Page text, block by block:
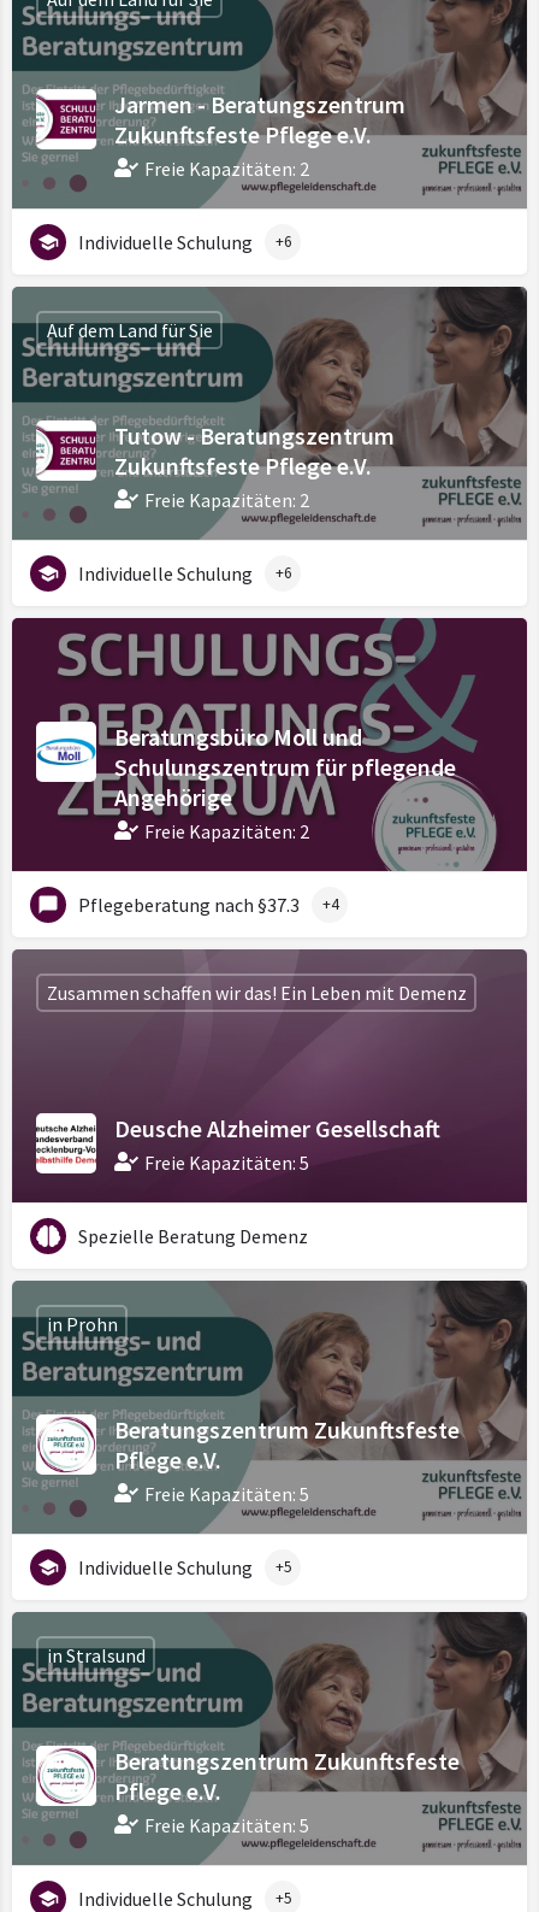
Jarmen - Beratungszentrum
Zukunftsfeste Pflege e.V.
Freie Kapazitäten: 2
Individuelle Schulung +6
Tutow - Beratungszentrum
Zukunftsfeste Pflege e.V.
Freie Kapazitäten: 2
Auf dem Land für Sie
Individuelle Schulung +6
Beratungsbüro Moll und
Schulungszentrum für pflegende
Angehörige
Freie Kapazitäten: 2
Pflegeberatung nach §37.3 +4
Deusche Alzheimer Gesellschaft
Freie Kapazitäten: 5
Zusammen schaffen wir das! Ein Leben mit Demenz
Spezielle Beratung Demenz
Beratungszentrum Zukunftsfeste
Pflege e.V.
Freie Kapazitäten: 5
in Prohn
Individuelle Schulung +5
Beratungszentrum Zukunftsfeste
Pflege e.V.
Freie Kapazitäten: 5
in Stralsund
Individuelle Schulung +5